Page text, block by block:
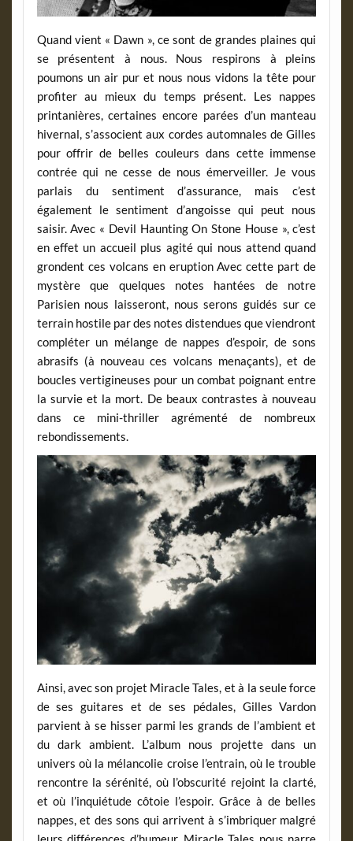
Quand vient « Dawn », ce sont de grandes plaines qui
se présentent à nous. Nous respirons à pleins
poumons un air pur et nous nous vidons la tête pour
profiter au mieux du temps présent. Les nappes
printanières, certaines encore parées d’un manteau
hivernal, s’associent aux cordes automnales de Gilles
pour offrir de belles couleurs dans cette immense
contrée qui ne cesse de nous émerveiller. Je vous
parlais du sentiment d’assurance, mais c’est
également le sentiment d’angoisse qui peut nous
saisir. Avec « Devil Haunting On Stone House », c’est
en effet un accueil plus agité qui nous attend quand
grondent ces volcans en eruption Avec cette part de
mystère que quelques notes hantées de notre
Parisien nous laisseront, nous serons guidés sur ce
terrain hostile par des notes distendues que viendront
compléter un mélange de nappes d’espoir, de sons
abrasifs (à nouveau ces volcans menaçants), et de
boucles vertigineuses pour un combat poignant entre
la survie et la mort. De beaux contrastes à nouveau
dans ce mini-thriller agrémenté de nombreux
rebondissements.
Ainsi, avec son projet Miracle Tales, et à la seule force
de ses guitares et de ses pédales, Gilles Vardon
parvient à se hisser parmi les grands de l’ambient et
du dark ambient. L’album nous projette dans un
univers où la mélancolie croise l’entrain, où le trouble
rencontre la sérénité, où l’obscurité rejoint la clarté,
et où l’inquiétude côtoie l’espoir. Grâce à de belles
nappes, et des sons qui arrivent à s’imbriquer malgré